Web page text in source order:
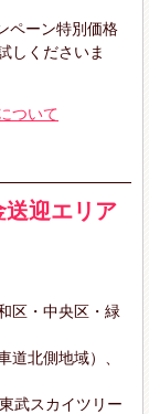
ペーン特別価格
しくださいま
ついて
迎エリア
区・中央区・緑
道北側地域）、
武スカイツリー